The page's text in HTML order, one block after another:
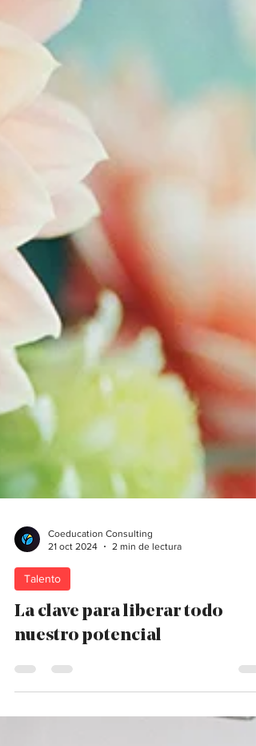
21 oct 2024
Talento
La clave para liberar todo